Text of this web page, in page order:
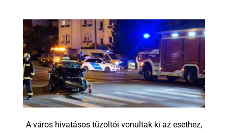
A város hivatásos tűzoltói vonultak ki az esethez,